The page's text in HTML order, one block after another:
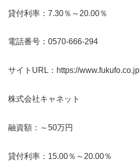
貸付利率：7.30％～20.00％
電話番号：0570-666-294
サイトURL：https://www.fukufo.co.jp
株式会社キャネット
融資額：～50万円
貸付利率：15.00％～20.00％